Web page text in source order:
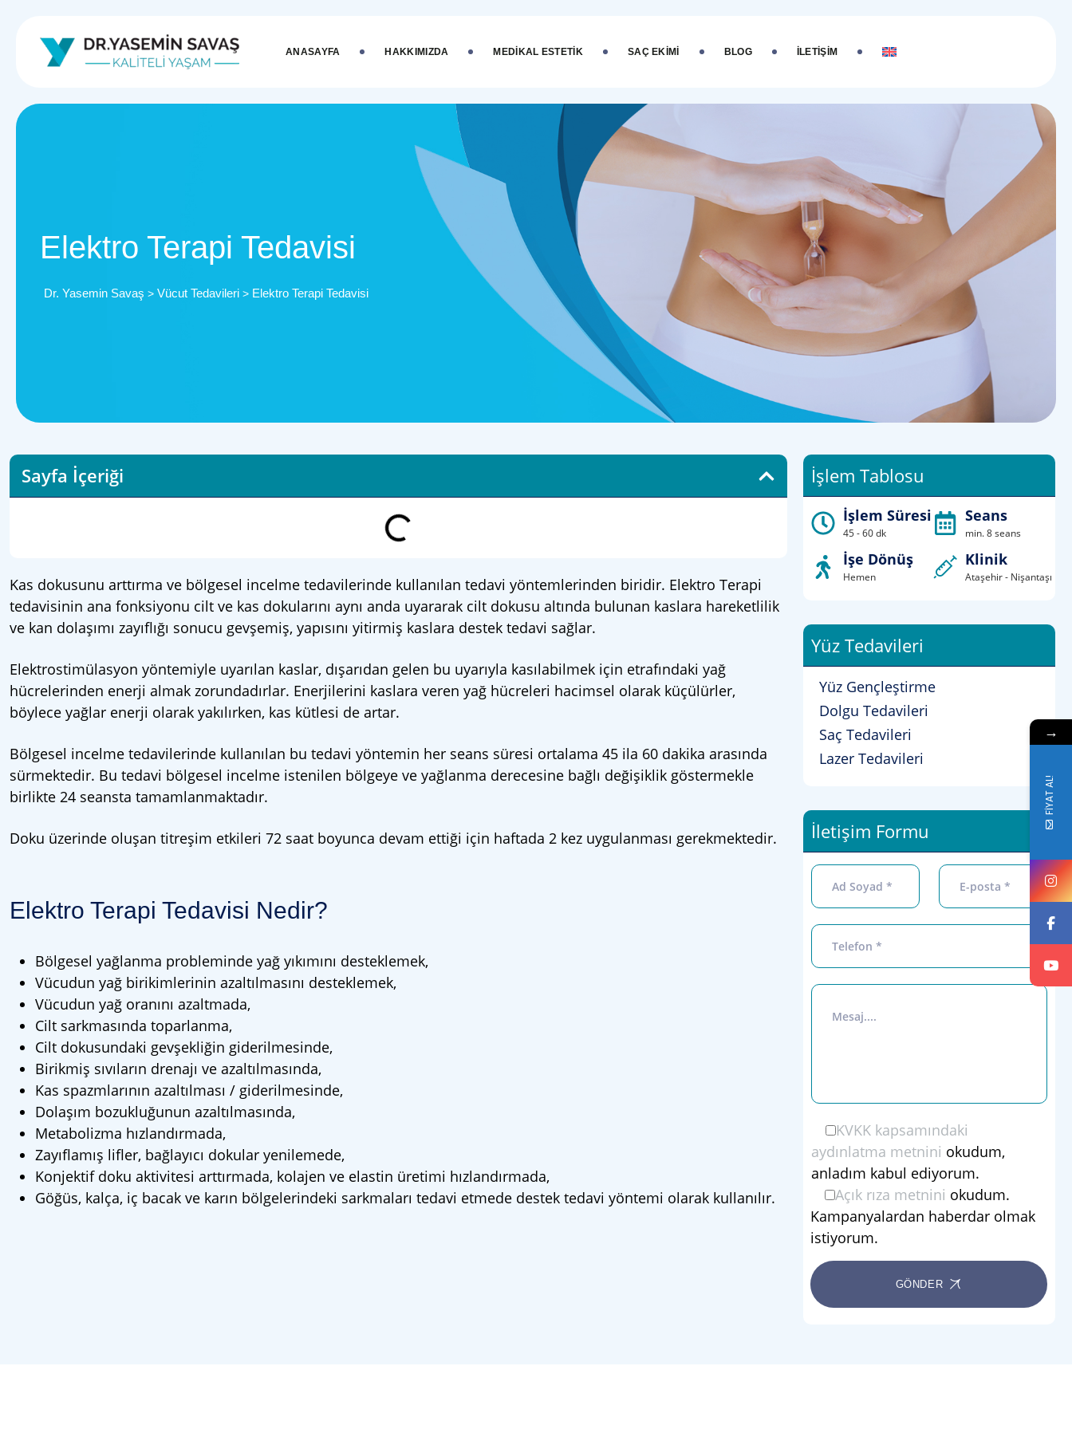
ANASAYFA HAKKIMIZDA MEDIKAL ESTETIK SAÇ EKIMI BLOG İLETIŞIM
Elektro Terapi Tedavisi
Dr. Yasemin Savaş > Vücut Tedavileri > Elektro Terapi Tedavisi
Sayfa İçeriği
Kas dokusunu arttırma ve bölgesel incelme tedavilerinde kullanılan tedavi yöntemlerinden biridir. Elektro Terapi
tedavisinin ana fonksiyonu cilt ve kas dokularını aynı anda uyararak cilt dokusu altında bulunan kaslara hareketlilik
ve kan dolaşımı zayıflığı sonucu gevşemiş, yapısını yitirmiş kaslara destek tedavi sağlar.
Elektrostimülasyon yöntemiyle uyarılan kaslar, dışarıdan gelen bu uyarıyla kasılabilmek için etrafındaki yağ
hücrelerinden enerji almak zorundadırlar. Enerjilerini kaslara veren yağ hücreleri hacimsel olarak küçülürler,
böylece yağlar enerji olarak yakılırken, kas kütlesi de artar.
Bölgesel incelme tedavilerinde kullanılan bu tedavi yöntemin her seans süresi ortalama 45 ila 60 dakika arasında
sürmektedir. Bu tedavi bölgesel incelme istenilen bölgeye ve yağlanma derecesine bağlı değişiklik göstermekle
birlikte 24 seansta tamamlanmaktadır.
Doku üzerinde oluşan titreşim etkileri 72 saat boyunca devam ettiği için haftada 2 kez uygulanması gerekmektedir.
Elektro Terapi Tedavisi Nedir?
Bölgesel yağlanma probleminde yağ yıkımını desteklemek,
Vücudun yağ birikimlerinin azaltılmasını desteklemek,
Vücudun yağ oranını azaltmada,
Cilt sarkmasında toparlanma,
Cilt dokusundaki gevşekliğin giderilmesinde,
Birikmiş sıvıların drenajı ve azaltılmasında,
Kas spazmlarının azaltılması / giderilmesinde,
Dolaşım bozukluğunun azaltılmasında,
Metabolizma hızlandırmada,
Zayıflamış lifler, bağlayıcı dokular yenilemede,
Konjektif doku aktivitesi arttırmada, kolajen ve elastin üretimi hızlandırmada,
Göğüs, kalça, iç bacak ve karın bölgelerindeki sarkmaları tedavi etmede destek tedavi yöntemi olarak kullanılır.
İşlem Tablosu
İşlem Süresi
45 - 60 dk
İşe Dönüş
Hemen
Seans
min. 8 seans
Klinik
Ataşehir - Nişantaşı
Yüz Tedavileri
Yüz Gençleştirme
Dolgu Tedavileri
Saç Tedavileri
Lazer Tedavileri
İletişim Formu
KVKK kapsamındaki
aydınlatma metnini okudum,
anladım kabul ediyorum.
Açık rıza metnini okudum.
Kampanyalardan haberdar olmak
istiyorum.
GÖNDER
→
FİYAT AL!